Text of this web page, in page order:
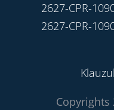
2627-CPR-
2627-CPR-
Copyrights